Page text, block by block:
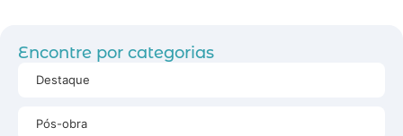
Encontre por categorias
Destaque
Pós-obra